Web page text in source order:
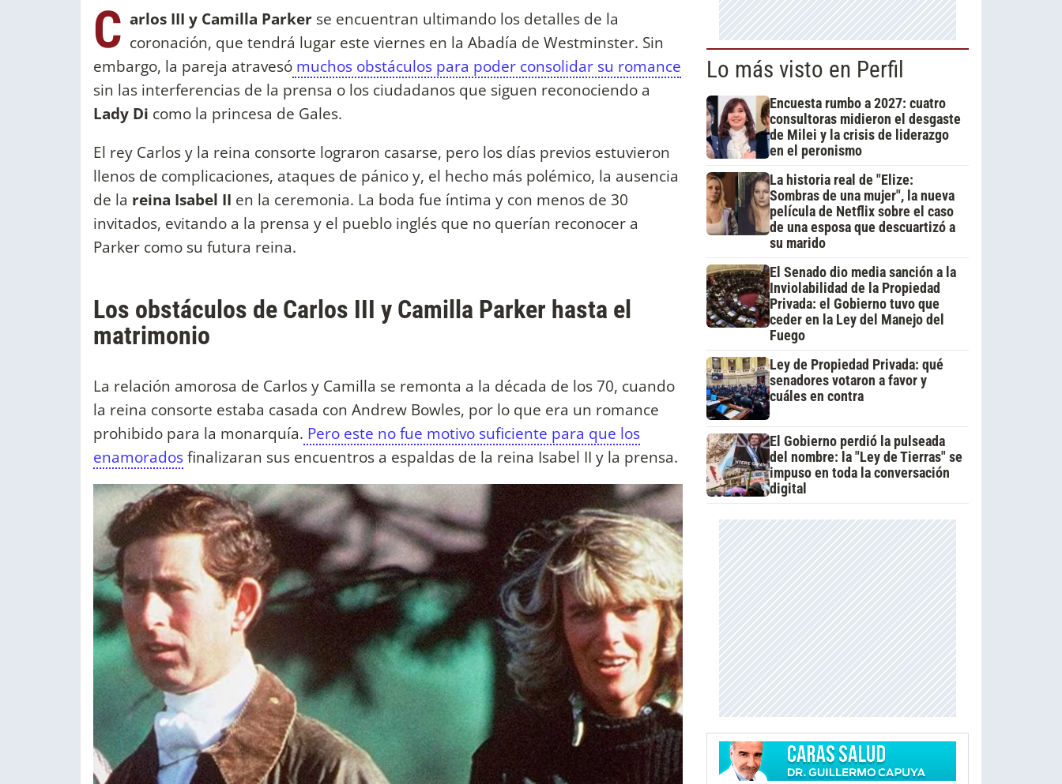
C arlos III y Camilla Parker se encuentran ultimando los detalles de la
coronación, que tendrá lugar este viernes en la Abadía de Westminster. Sin
embargo, la pareja atravesó muchos obstáculos para poder consolidar su romance
sin las interferencias de la prensa o los ciudadanos que siguen reconociendo a
Lady Di como la princesa de Gales.
El rey Carlos y la reina consorte lograron casarse, pero los días previos estuvieron
llenos de complicaciones, ataques de pánico y, el hecho más polémico, la ausencia
de la reina Isabel II en la ceremonia. La boda fue íntima y con menos de 30
invitados, evitando a la prensa y el pueblo inglés que no querían reconocer a
Parker como su futura reina.
Los obstáculos de Carlos III y Camilla Parker hasta el
matrimonio
La relación amorosa de Carlos y Camilla se remonta a la década de los 70, cuando
la reina consorte estaba casada con Andrew Bowles, por lo que era un romance
prohibido para la monarquía. Pero este no fue motivo suficiente para que los
enamoradosfinalizaran sus encuentros a espaldas de la reina Isabel II y la prensa.
Lo más visto en Perfil
Encuesta rumbo a 2027: cuatro
consultoras midieron el desgaste
de Milei y la crisis de liderazgo
en el peronismo
La historia real de "Elize:
Sombras de una mujer", la nueva
película de Netflix sobre el caso
de una esposa que descuartizó a
su marido
El Senado dio media sanción a la
Inviolabilidad de la Propiedad
Privada: el Gobierno tuvo que
ceder en la Ley del Manejo del
Fuego
Ley de Propiedad Privada: qué
senadores votaron a favor y
cuáles en contra
El Gobierno perdió la pulseada
del nombre: la "Ley de Tierras" se
impuso en toda la conversación
digital